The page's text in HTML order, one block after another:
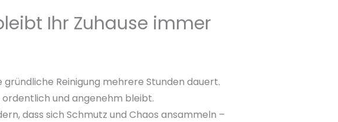
Ihr Zuhause immer
Reinigung mehrere Stunden dauert.
ordentlich und angenehm bleibt.
dass sich Schmutz und Chaos ansammeln –